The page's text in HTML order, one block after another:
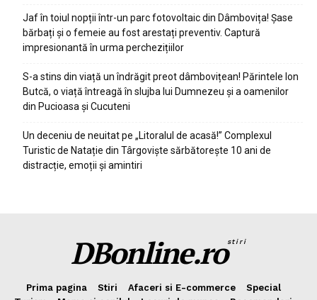
Jaf în toiul nopții într-un parc fotovoltaic din Dâmbovița! Șase
bărbați și o femeie au fost arestați preventiv. Captură
impresionantă în urma perchezițiilor
S-a stins din viață un îndrăgit preot dâmbovițean! Părintele Ion
Butcă, o viață întreagă în slujba lui Dumnezeu și a oamenilor
din Pucioasa și Cucuteni
Un deceniu de neuitat pe „Litoralul de acasă!” Complexul
Turistic de Natație din Târgoviște sărbătorește 10 ani de
distracție, emoții și amintiri
DBonline.rostiri
Prima pagina Stiri Afaceri si E-commerce
Special